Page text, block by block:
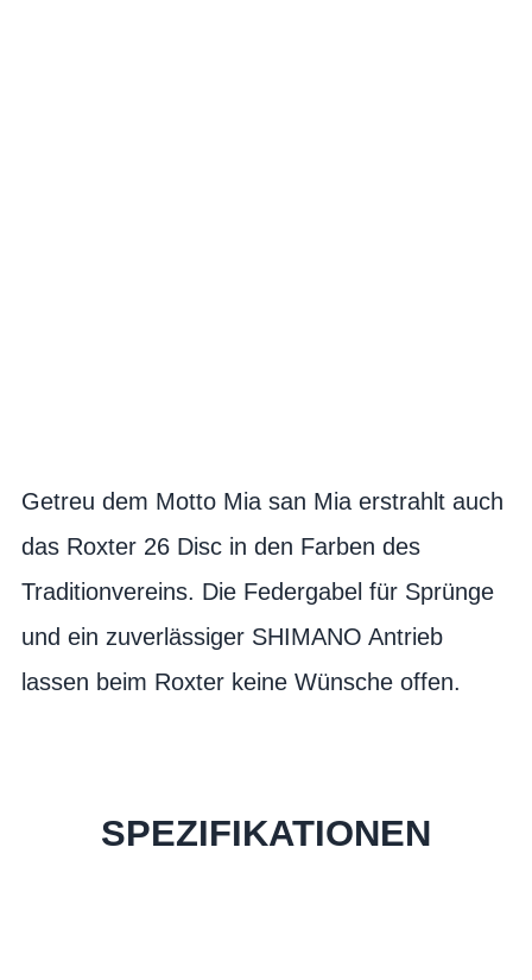
Getreu dem Motto Mia san Mia erstrahlt auch
das Roxter 26 Disc in den Farben des
Traditionvereins. Die Federgabel für Sprünge
und ein zuverlässiger SHIMANO Antrieb
lassen beim Roxter keine Wünsche offen.
SPEZIFIKATIONEN